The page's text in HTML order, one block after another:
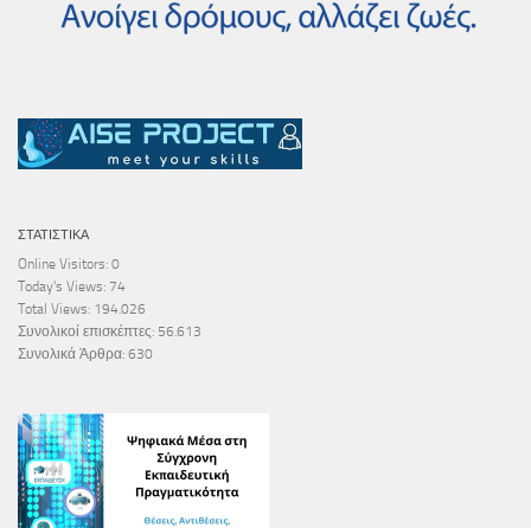
ΣΤΑΤΙΣΤΙΚΆ
Online Visitors: 0
Today's Views: 74
Total Views: 194.026
Συνολικοί επισκέπτες: 56.613
Συνολικά Άρθρα: 630